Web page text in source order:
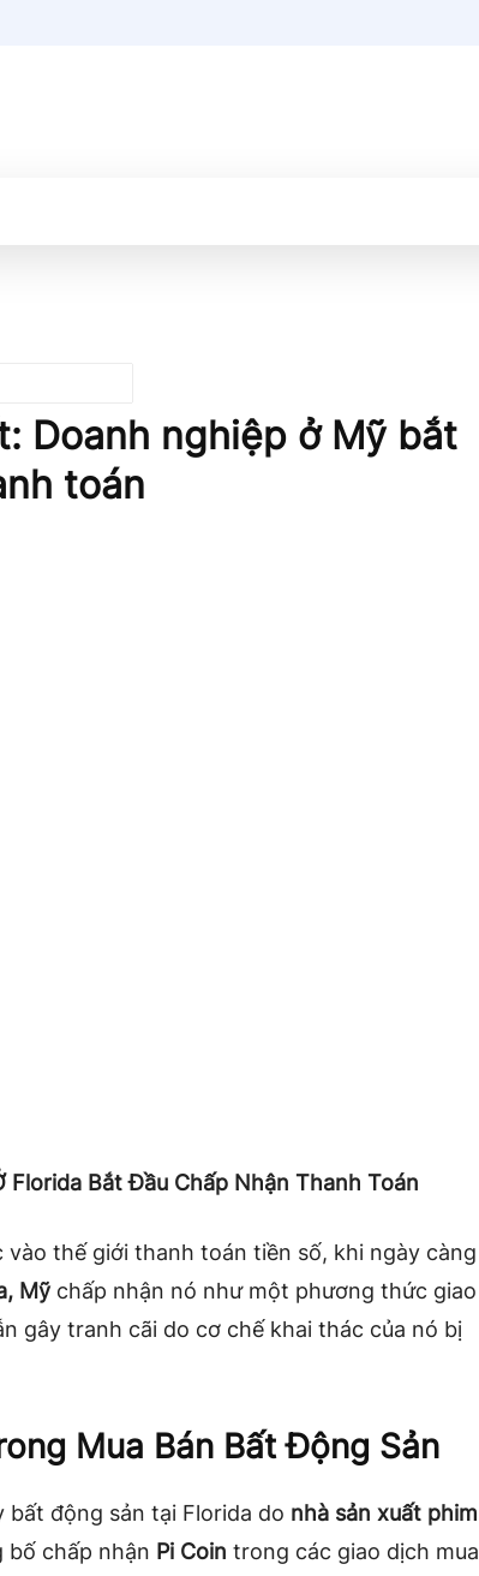
Doanh nghiệp ở Mỹ bắt
toán
Florida Bắt Đầu Chấp Nhận Thanh Toán
thế giới thanh toán tiền số, khi ngày càng
Mỹchấp nhận nó như một phương thức giao
gây tranh cãi do cơ chế khai thác của nó bị
Mua Bán Bất Động Sản
bất động sản tại Florida do nhà sản xuất phim
bố chấp nhận Pi Coin trong các giao dịch mua